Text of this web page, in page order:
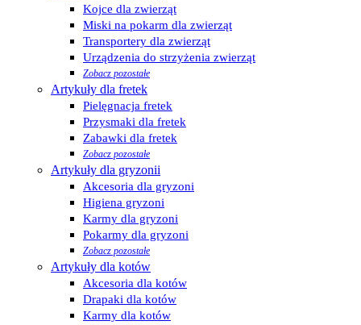
Kojce dla zwierząt
Miski na pokarm dla zwierząt
Transportery dla zwierząt
Urządzenia do strzyżenia zwierząt
Zobacz pozostałe
Artykuły dla fretek
Pielęgnacja fretek
Przysmaki dla fretek
Zabawki dla fretek
Zobacz pozostałe
Artykuły dla gryzonii
Akcesoria dla gryzoni
Higiena gryzoni
Karmy dla gryzoni
Pokarmy dla gryzoni
Zobacz pozostałe
Artykuły dla kotów
Akcesoria dla kotów
Drapaki dla kotów
Karmy dla kotów